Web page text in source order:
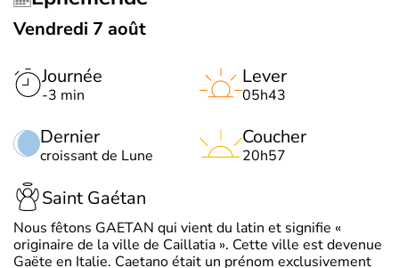
Vendredi 7 août
Journée
-3 min
Dernier
croissant de Lune
Lever
05h43
Coucher
20h57
Saint Gaétan
Nous fêtons GAETAN qui vient du latin et signifie «
originaire de la ville de Caillatia ». Cette ville est devenue
Gaëte en Italie. Caetano était un prénom exclusivement